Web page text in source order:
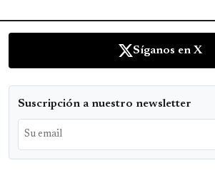
Síganos en X
Suscripción a nuestro newsletter